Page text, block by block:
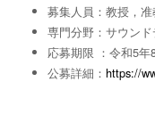
募集人員：教授，
専門分野：サウン
応募期限 ：令和5
公募詳細：https://